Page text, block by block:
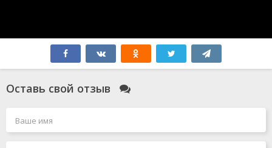
Оставь свой отзыв